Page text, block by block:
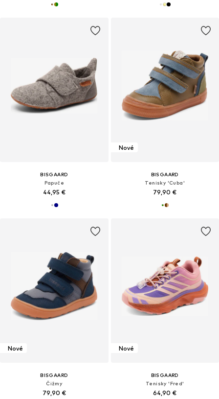
BISGAARD
Papuče
44,95 €
Nové
BISGAARD
Tenisky 'Cuba'
79,90 €
Nové
BISGAARD
Čižmy
79,90 €
Nové
BISGAARD
Tenisky 'Fred'
64,90 €